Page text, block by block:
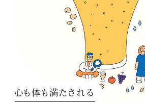
心も体も満たされる